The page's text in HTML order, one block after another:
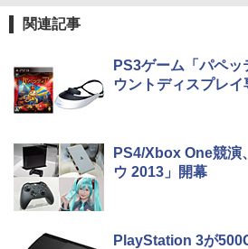
関連記事
PS3ゲーム「パペ
ウントディスプレ
PS4/Xbox One競演
ウ 2013」開幕
PlayStation 3が